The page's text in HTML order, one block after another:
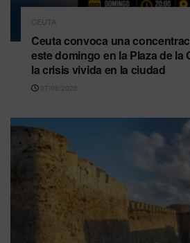
CEUTA
Ceuta convoca una
este domingo en la Plaza de
la crisis vivida en la ciudad
07/08/2026